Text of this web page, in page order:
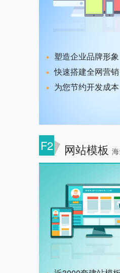
塑造企业品牌形象
快速搭建全网营销
为您节约开发成本
F2 网站模板